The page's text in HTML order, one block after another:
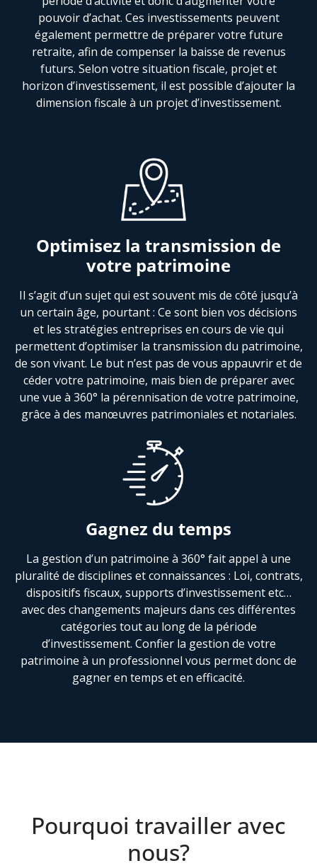
pouvoir d’achat. Ces investissements peuvent
également permettre de préparer votre future
retraite, afin de compenser la baisse de revenus
futurs. Selon votre situation fiscale, projet et
horizon d’investissement, il est possible d’ajouter la
dimension fiscale à un projet d’investissement.
Optimisez la transmission de
votre patrimoine
Il s’agit d’un sujet qui est souvent mis de côté jusqu’à
un certain âge, pourtant : Ce sont bien vos décisions
et les stratégies entreprises en cours de vie qui
permettent d’optimiser la transmission du patrimoine,
de son vivant. Le but n’est pas de vous appauvrir et de
céder votre patrimoine, mais bien de préparer avec
une vue à 360° la pérennisation de votre patrimoine,
grâce à des manœuvres patrimoniales et notariales.
Gagnez du temps
La gestion d’un patrimoine à 360° fait appel à une
pluralité de disciplines et connaissances : Loi, contrats,
dispositifs fiscaux, supports d’investissement etc…
avec des changements majeurs dans ces différentes
catégories tout au long de la période
d’investissement. Confier la gestion de votre
patrimoine à un professionnel vous permet donc de
gagner en temps et en efficacité.
Pourquoi travailler avec
nous?